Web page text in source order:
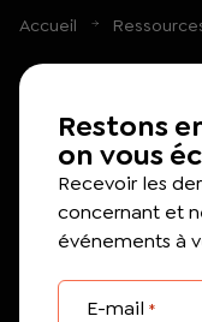
Accueil
Restons
on vous
Recevoir les
concernant et
événements à
E-mail *